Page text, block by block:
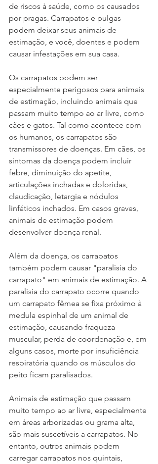
de riscos à saúde, como os causados ​​
por pragas. Carrapatos e pulgas
podem deixar seus animais de
estimação, e você, doentes e podem
causar infestações em sua casa.
Os carrapatos podem ser
especialmente perigosos para animais
de estimação, incluindo animais que
passam muito tempo ao ar livre, como
cães e gatos. Tal como acontece com
os humanos, os carrapatos são
transmissores de doenças. Em cães, os
sintomas da doença podem incluir
febre, diminuição do apetite,
articulações inchadas e doloridas,
claudicação, letargia e nódulos
linfáticos inchados. Em casos graves,
animais de estimação podem
desenvolver doença renal.
Além da doença, os carrapatos
também podem causar "paralisia do
carrapato" em animais de estimação. A
paralisia do carrapato ocorre quando
um carrapato fêmea se fixa próximo à
medula espinhal de um animal de
estimação, causando fraqueza
muscular, perda de coordenação e, em
alguns casos, morte por insuficiência
respiratória quando os músculos do
peito ficam paralisados.
Animais de estimação que passam
muito tempo ao ar livre, especialmente
em áreas arborizadas ou grama alta,
são mais suscetíveis a carrapatos. No
entanto, outros animais podem
carregar carrapatos nos quintais,